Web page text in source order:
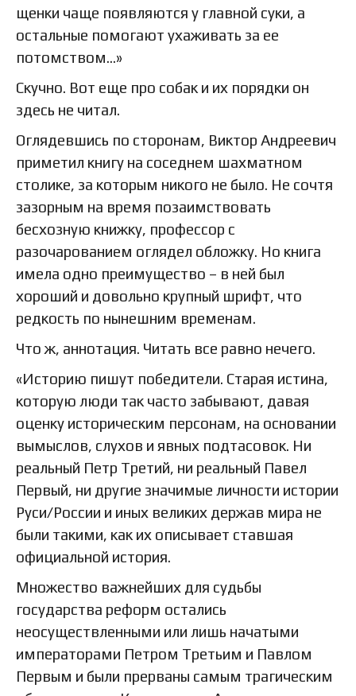
щенки чаще появляются у главной суки, а
остальные помогают ухаживать за ее
потомством…»
Скучно. Вот еще про собак и их порядки он
здесь не читал.
Оглядевшись по сторонам, Виктор Андреевич
приметил книгу на соседнем шахматном
столике, за которым никого не было. Не сочтя
зазорным на время позаимствовать
бесхозную книжку, профессор с
разочарованием оглядел обложку. Но книга
имела одно преимущество – в ней был
хороший и довольно крупный шрифт, что
редкость по нынешним временам.
Что ж, аннотация. Читать все равно нечего.
«Историю пишут победители. Старая истина,
которую люди так часто забывают, давая
оценку историческим персонам, на основании
вымыслов, слухов и явных подтасовок. Ни
реальный Петр Третий, ни реальный Павел
Первый, ни другие значимые личности истории
Руси/России и иных великих держав мира не
были такими, как их описывает ставшая
официальной история.
Множество важнейших для судьбы
государства реформ остались
неосуществленными или лишь начатыми
императорами Петром Третьим и Павлом
Первым и были прерваны самым трагическим